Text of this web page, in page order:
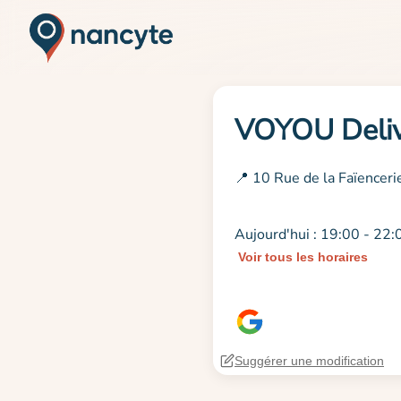
VOYOU
📍 10 Rue de la
Aujourd'hui : 19:00 -
Voir tous les horaires
Suggérer une modification